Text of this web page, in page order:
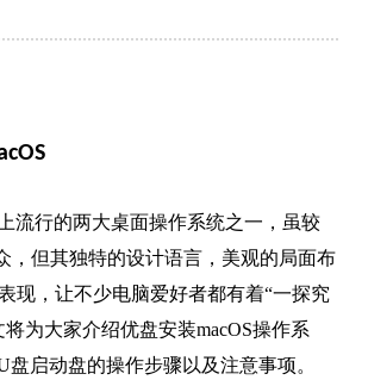
流行的两大桌面操作系统之一，虽较
，但其独特的设计语言，美观的局面布
现，让不少电脑爱好者都有着“一探究
为大家介绍优盘安装macOS操作系
盘启动盘的操作步骤以及注意事项。